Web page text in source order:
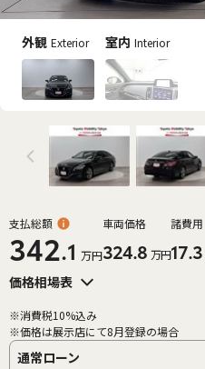
外観 Exterior 室内 Interior
支払総額
342.1 万円
車両価格
324.8 万円
諸費用
17.3
価格相場表
※消費税10%込み
※価格は展示店にて8月登録の場合
通常ローン